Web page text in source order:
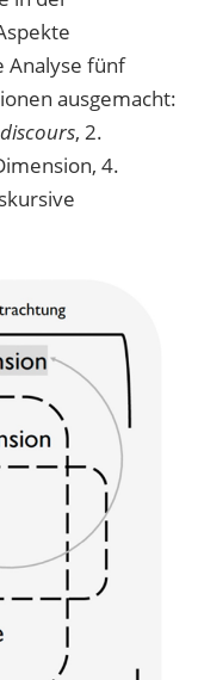
Analyse fünf
ausgemacht:
discours, 2.
4.